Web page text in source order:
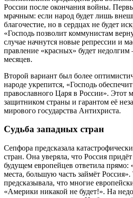
России после окончания войны.
мрачным: если народ будет лишь
благочестие, но в сердцах не будет
«Господь позволит коммунистам
случае начнутся новые репрессии и
правление «красных» будет
месяцев.
Второй вариант был более
народе укрепится, «Господь
православного Царя в России». Этот
защитником страны и гарантом её
мирового государства Антихриста.
Судьба западных стран
Сепфора предсказала
стран. Она уверяла, что Россия
будущем европейцев ответила прямо:
места, большую часть займёт
предсказывала, что многие
«Америки никакой не будет!». На